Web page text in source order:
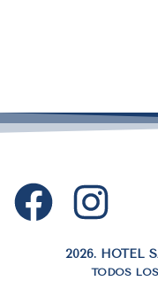
2026. HOTEL
TODOS